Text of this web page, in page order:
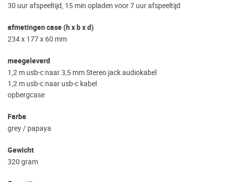
30 uur afspeeltijd, 15 min opladen voor 7 uur afspeeltijd
afmetingen case (h x b x d)
234 x 177 x 60 mm
meegeleverd
1,2 m usb-c naar 3,5 mm Stereo jack audiokabel
1,2 m usb-c naar usb-c kabel
opbergcase
Farbe
grey / papaya
Gewicht
320 gram